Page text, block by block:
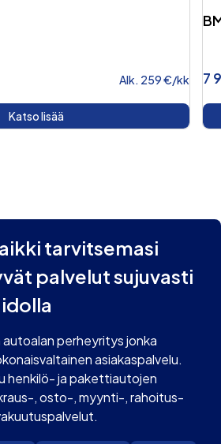
Alk. 259 €/kk
Katso lisää
7
tarvitsemasi
palvelut sujuvasti
perheyritys jonka
asiakaspalvelu.
henkilö- ja pakettiautojen
, osto-, myynti-, rahoitus-